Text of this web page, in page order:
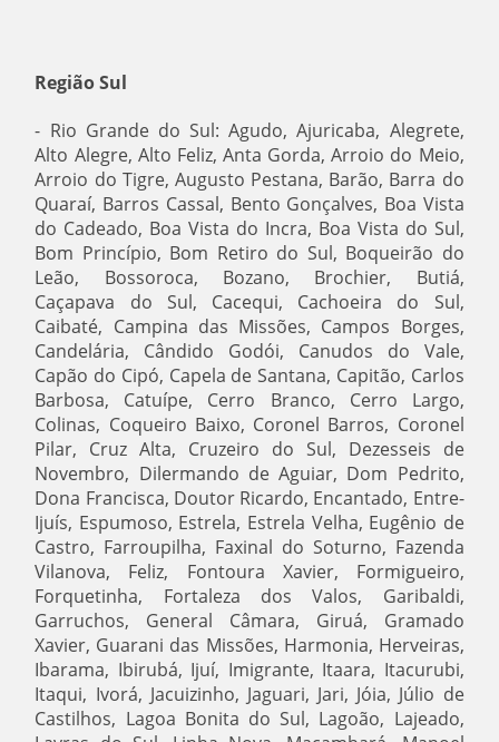
Região Sul
- Rio Grande do Sul: Agudo, Ajuricaba, Alegrete,
Alto Alegre, Alto Feliz, Anta Gorda, Arroio do Meio,
Arroio do Tigre, Augusto Pestana, Barão, Barra do
Quaraí, Barros Cassal, Bento Gonçalves, Boa Vista
do Cadeado, Boa Vista do Incra, Boa Vista do Sul,
Bom Princípio, Bom Retiro do Sul, Boqueirão do
Leão, Bossoroca, Bozano, Brochier, Butiá,
Caçapava do Sul, Cacequi, Cachoeira do Sul,
Caibaté, Campina das Missões, Campos Borges,
Candelária, Cândido Godói, Canudos do Vale,
Capão do Cipó, Capela de Santana, Capitão, Carlos
Barbosa, Catuípe, Cerro Branco, Cerro Largo,
Colinas, Coqueiro Baixo, Coronel Barros, Coronel
Pilar, Cruz Alta, Cruzeiro do Sul, Dezesseis de
Novembro, Dilermando de Aguiar, Dom Pedrito,
Dona Francisca, Doutor Ricardo, Encantado, Entre-
Ijuís, Espumoso, Estrela, Estrela Velha, Eugênio de
Castro, Farroupilha, Faxinal do Soturno, Fazenda
Vilanova, Feliz, Fontoura Xavier, Formigueiro,
Forquetinha, Fortaleza dos Valos, Garibaldi,
Garruchos, General Câmara, Giruá, Gramado
Xavier, Guarani das Missões, Harmonia, Herveiras,
Ibarama, Ibirubá, Ijuí, Imigrante, Itaara, Itacurubi,
Itaqui, Ivorá, Jacuizinho, Jaguari, Jari, Jóia, Júlio de
Castilhos, Lagoa Bonita do Sul, Lagoão, Lajeado,